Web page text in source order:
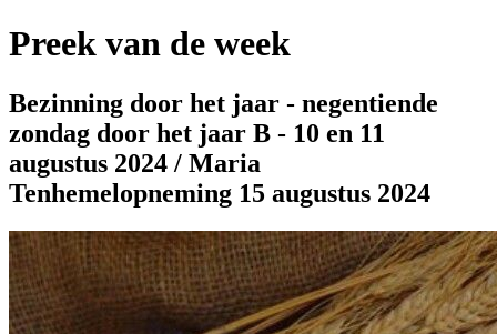
Preek van de week
Bezinning door het jaar - negentiende
zondag door het jaar B - 10 en 11
augustus 2024 / Maria
Tenhemelopneming 15 augustus 2024